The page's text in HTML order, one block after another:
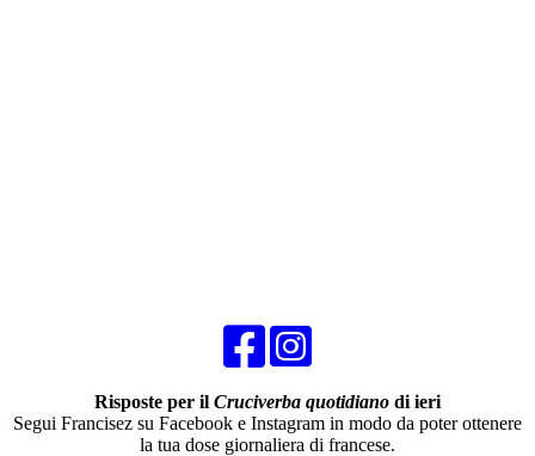
Risposte per il Cruciverba quotidiano di ieri
Segui Francisez su Facebook e Instagram in modo da poter ottenere
la tua dose giornaliera di francese.